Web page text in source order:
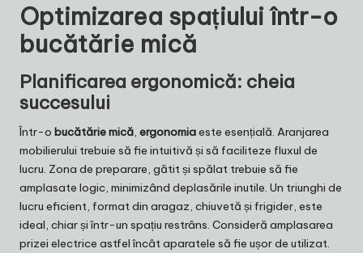
Optimizarea spațiului într-o
bucătărie mică
Planificarea ergonomică: cheia
succesului
Într-o bucătărie mică, ergonomiaeste esențială. Aranjarea
mobilierului trebuie să fie intuitivă și să faciliteze fluxul de
lucru. Zona de preparare, gătit și spălat trebuie să fie
amplasate logic, minimizând deplasările inutile. Un triunghi de
lucru eficient, format din aragaz, chiuvetă și frigider, este
ideal, chiar și într-un spațiu restrâns. Consideră amplasarea
prizei electrice astfel încât aparatele să fie ușor de utilizat.